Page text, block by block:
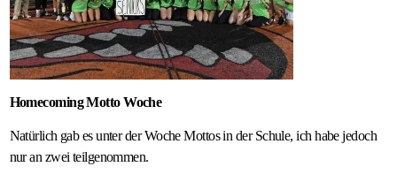
Homecoming Motto Woche
Natürlich gab es unter der Woche Mottos in der Schule, ich habe jedoch
nur an zwei teilgenommen.